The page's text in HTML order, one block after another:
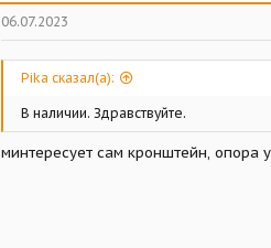
06.07.2023
Pika сказал(а):
В наличии. Здравствуйте.
минтересует сам кронштейн, опора